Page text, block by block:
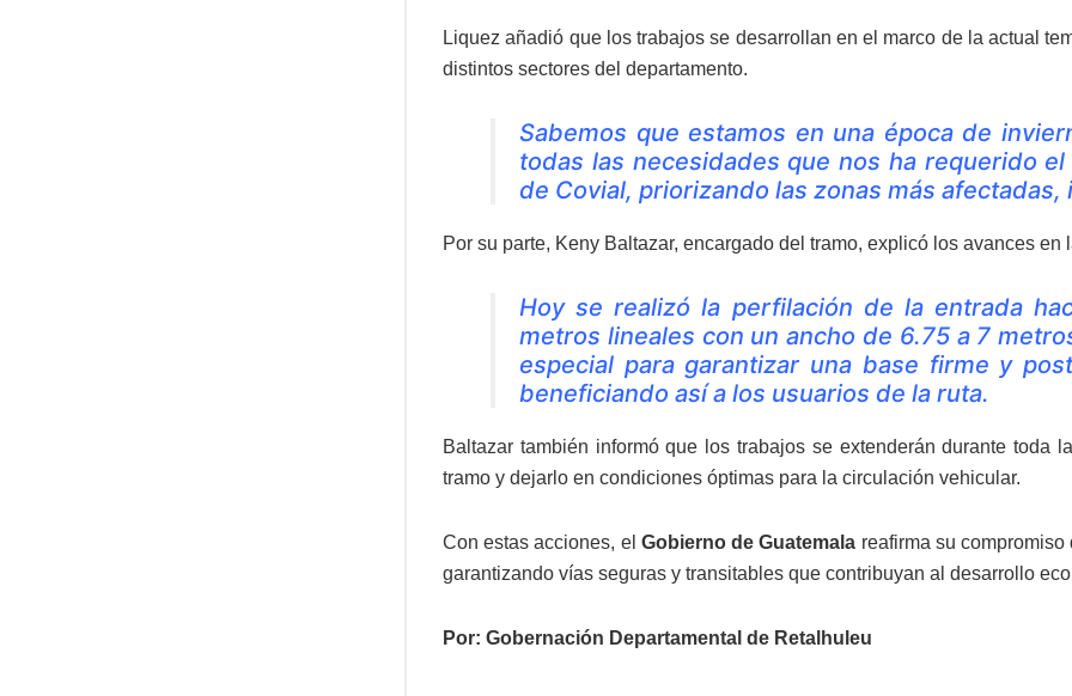
Liquez añadió que los trabajos se desarrollan en el marco de la actual
distintos sectores del departamento.
Sabemos que estamos en una época de
todas las necesidades que nos ha requerido
de Covial, priorizando las zonas más afectadas,
Por su parte, Keny Baltazar, encargado del tramo, explicó los avances en
Hoy se realizó la perfilación de la entrada
metros lineales con un ancho de 6.75 a 7
especial para garantizar una base firme y
beneficiando así a los usuarios de la ruta.
Baltazar también informó que los trabajos se extenderán durante toda
tramo y dejarlo en condiciones óptimas para la circulación vehicular.
Con estas acciones, el Gobierno de Guatemala reafirma su
garantizando vías seguras y transitables que contribuyan al desarrollo
Por: Gobernación Departamental de Retalhuleu